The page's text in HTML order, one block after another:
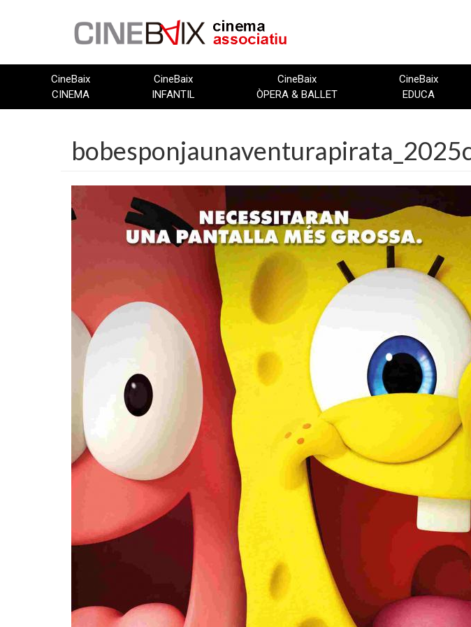
CineBaix
CINEMA
CineBaix
INFANTIL
CineBaix
ÒPERA & BALLET
CineBaix
EDUCA